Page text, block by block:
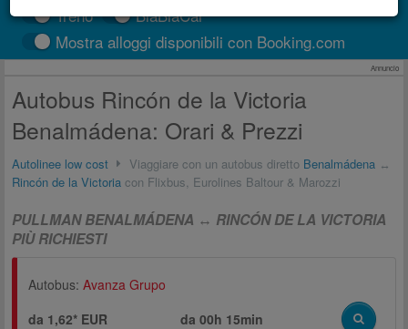
Treno
BlaBlaCar
Mostra alloggi disponibili con Booking.com
Annuncio
Autobus Rincón de la Victoria
Benalmádena: Orari & Prezzi
Autolinee low cost Viaggiare con un autobus diretto Benalmádena ↔
Rincón de la Victoria con Flixbus, Eurolines Baltour & Marozzi
PULLMAN BENALMÁDENA ↔ RINCÓN DE LA VICTORIA
PIÙ RICHIESTI
Autobus: Avanza Grupo
da 1,62* EUR
da00h 15min